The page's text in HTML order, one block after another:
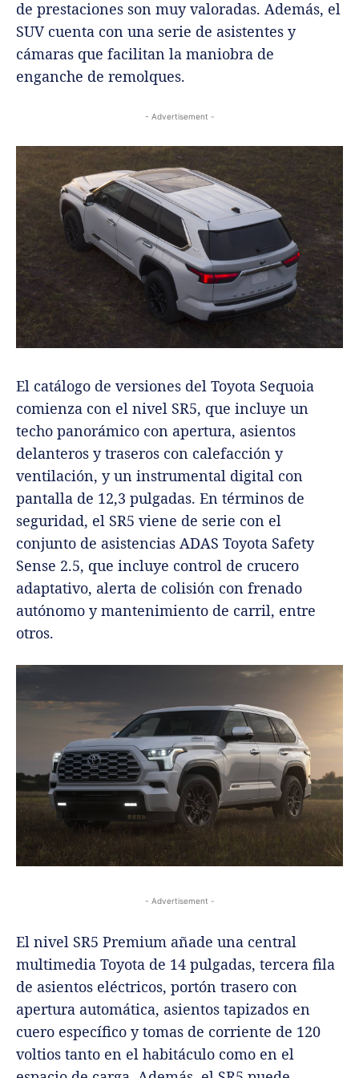
de prestaciones son muy valoradas. Además, el
SUV cuenta con una serie de asistentes y
cámaras que facilitan la maniobra de
enganche de remolques.
- Advertisement -
El catálogo de versiones del Toyota Sequoia
comienza con el nivel SR5, que incluye un
techo panorámico con apertura, asientos
delanteros y traseros con calefacción y
ventilación, y un instrumental digital con
pantalla de 12,3 pulgadas. En términos de
seguridad, el SR5 viene de serie con el
conjunto de asistencias ADAS Toyota Safety
Sense 2.5, que incluye control de crucero
adaptativo, alerta de colisión con frenado
autónomo y mantenimiento de carril, entre
otros.
- Advertisement -
El nivel SR5 Premium añade una central
multimedia Toyota de 14 pulgadas, tercera fila
de asientos eléctricos, portón trasero con
apertura automática, asientos tapizados en
cuero específico y tomas de corriente de 120
voltios tanto en el habitáculo como en el